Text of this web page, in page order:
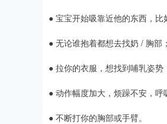
● 宝宝开始吸靠近他的东西，比
● 无论谁抱着都想去找奶 / 胸部；
● 拉你的衣服，想找到哺乳姿势
● 动作幅度加大，烦躁不安，呼
● 不断打你的胸部或手臂。